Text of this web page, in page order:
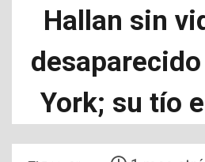
Hallan sin
York; su tío